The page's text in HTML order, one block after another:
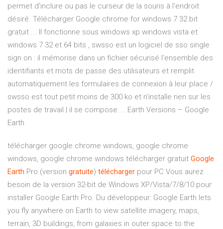
permet d'inclure ou pas le curseur de la souris à l'endroit
désiré. Télécharger Google chrome for windows 7 32 bit
gratuit ... Il fonctionne sous windows xp windows vista et
windows 7 32 et 64 bits , swsso est un logiciel de sso single
sign on : il mémorise dans un fichier sécurisé l'ensemble des
identifiants et mots de passe des utilisateurs et remplit
automatiquement les formulaires de connexion à leur place /
swsso est tout petit moins de 300 ko et n'installe rien sur les
postes de travail | il se compose ... Earth Versions – Google
Earth
télécharger google chrome windows, google chrome
windows, google chrome windows télécharger gratuit Google
Earth Pro (version gratuite) télécharger pour PC Vous aurez
besoin de la version 32-bit de Windows XP/Vista/7/8/10 pour
installer Google Earth Pro. Du développeur: Google Earth lets
you fly anywhere on Earth to view satellite imagery, maps,
terrain, 3D buildings, from galaxies in outer space to the